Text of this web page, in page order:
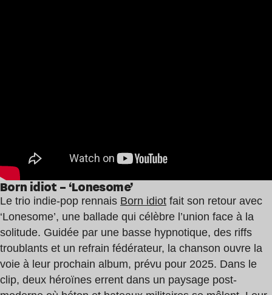
Born idiot – ‘Lonesome’
Le trio indie-pop rennais Born idiot fait son retour avec
‘Lonesome’, une ballade qui célèbre l’union face à la
solitude. Guidée par une basse hypnotique, des riffs
troublants et un refrain fédérateur, la chanson ouvre la
voie à leur prochain album, prévu pour 2025. Dans le
clip, deux héroïnes errent dans un paysage post-